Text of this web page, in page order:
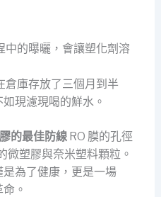
中的曝曬，會讓塑化劑溶
倉庫存放了三個月到半
現濾現喝的鮮水。
的最佳防線RO 膜的孔徑
微塑膠與奈米塑料顆粒。
為了健康，更是一場
。